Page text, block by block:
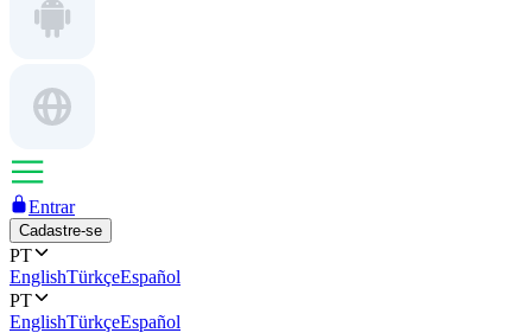
Entrar
Cadastre-se
PT
EnglishTürkçeEspañol
PT
EnglishTürkçeEspañol